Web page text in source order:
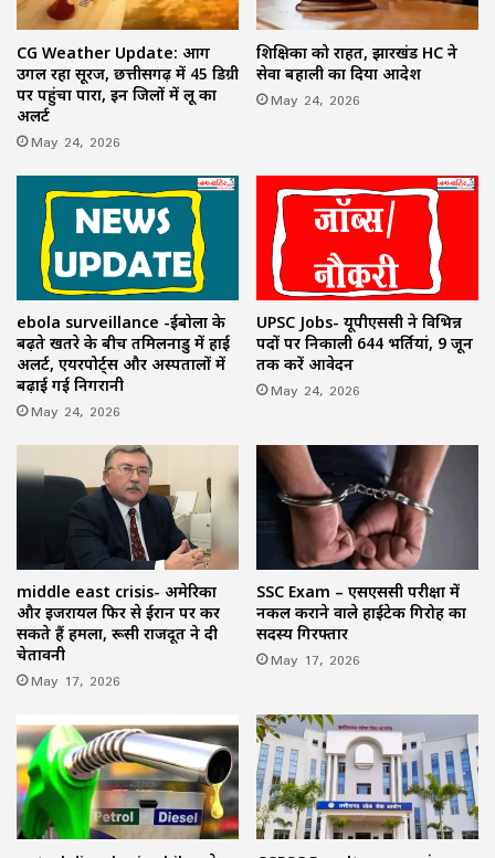
CG Weather Update: आग
उगल रहा सूरज, छत्तीसगढ़ में 45 डिग्री
पर पहुंचा पारा, इन जिलों में लू का
अलर्ट
May 24, 2026
शिक्षिका को राहत, झारखंड HC ने
सेवा बहाली का दिया आदेश
May 24, 2026
ebola surveillance -ईबोला के
बढ़ते खतरे के बीच तमिलनाडु में हाई
अलर्ट, एयरपोर्ट्स और अस्पतालों में
बढ़ाई गई निगरानी
May 24, 2026
UPSC Jobs- यूपीएससी ने विभिन्न
पदों पर निकाली 644 भर्तियां, 9 जून
तक करें आवेदन
May 24, 2026
middle east crisis- अमेरिका
और इजरायल फिर से ईरान पर कर
सकते हैं हमला, रूसी राजदूत ने दी
चेतावनी
May 17, 2026
SSC Exam – एसएससी परीक्षा में
नकल कराने वाले हाईटेक गिरोह का
सदस्य गिरफ्तार
May 17, 2026